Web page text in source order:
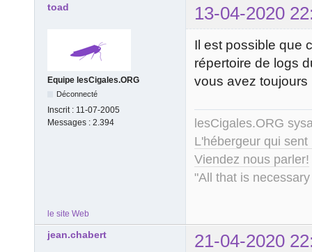
toad 13-04-2020
Equipe lesCigales.ORG
Déconnecté
Inscrit : 11-07-2005
Messages : 2.394
Il est possible que
répertoire de logs
vous avez toujours
lesCigales.ORG
L'hébergeur qui
Viendez nous parler!
"All that is
le site Web
jean.chabert 21-04-2020